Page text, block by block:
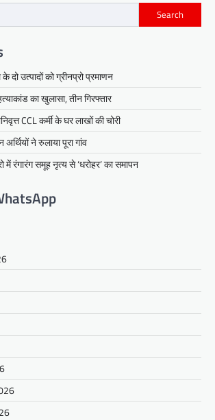
Search
दो उत्पादों को ग्रीनप्रो प्रमाणन
का खुलासा, तीन गिरफ्तार
CCL कर्मी के घर लाखों की चोरी
अर्थियों ने रुलाया पूरा गांव
में रंगारंग समूह नृत्य से ‘धरोहर’ का समापन